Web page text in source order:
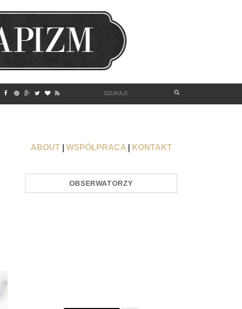
ABOUT| WSPÓŁPRACA| KONTAKT
OBSERWATORZY